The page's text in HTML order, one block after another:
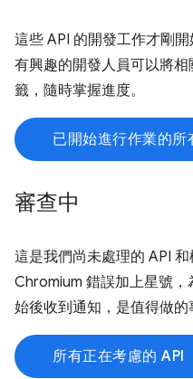
這些 API 的開發工作才剛
有興趣的開發人員可以將
籤，隨時掌握進度。
已開始進行作業的所
審查中
這是我們尚未處理的 API
Chromium 錯誤加上星號
始後收到通知，是值得做的
所有正在考慮的 API